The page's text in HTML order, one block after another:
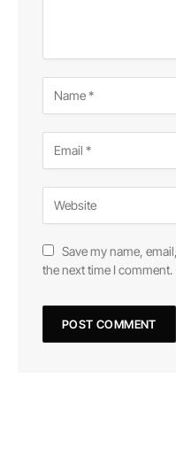
Save my name,
the next time I comment.